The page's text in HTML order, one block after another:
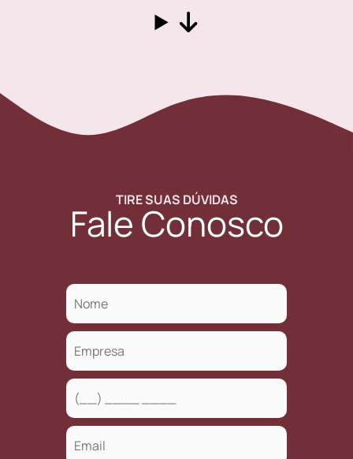
TIRE SUAS DÚVIDAS
Fale Conosco